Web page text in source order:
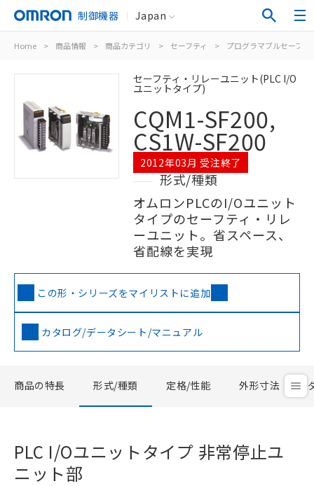
制御機器 Japan
Home > 商品情報 > 商品カテゴリ > セーフティ > プログラマブルセーフテ
セーフティ・リレーユニット(PLC I/O
ユニットタイプ)
CQM1-SF200,
CS1W-SF200
2012年03月 受注終了
形式/種類
オムロンPLCのI/Oユニット
タイプのセーフティ・リレ
ーユニット。省スペース、
省配線を実現
この形・シリーズをマイリストに追加
カタログ/データシート/マニュアル
商品の特長 形式/種類 定格/性能 外形寸法
PLC I/Oユニットタイプ 非常停止ユ
ニット部